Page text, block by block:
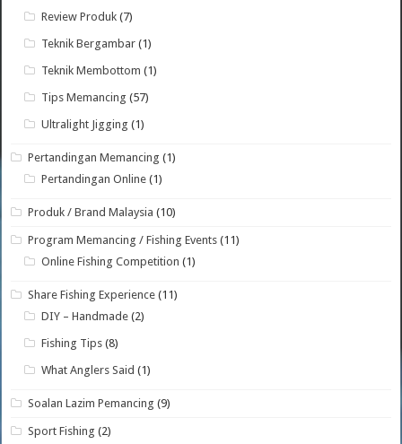
Review Produk (7)
Teknik Bergambar (1)
Teknik Membottom (1)
Tips Memancing (57)
Ultralight Jigging (1)
Pertandingan Memancing (1)
Pertandingan Online (1)
Produk / Brand Malaysia (10)
Program Memancing / Fishing Events (11)
Online Fishing Competition (1)
Share Fishing Experience (11)
DIY – Handmade (2)
Fishing Tips (8)
What Anglers Said (1)
Soalan Lazim Pemancing (9)
Sport Fishing (2)